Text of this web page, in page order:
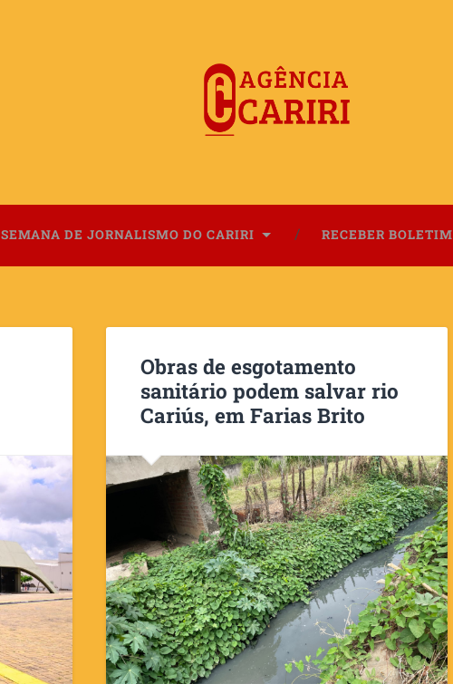
SEMANA DE JORNALISMO DO CARIRI RECEBER BOLETIM
Obras de esgotamento
sanitário podem salvar rio
Cariús, em Farias Brito